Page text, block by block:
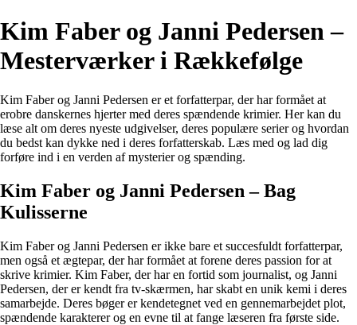
Kim Faber og Janni Pedersen –
Mesterværker i Rækkefølge
Kim Faber og Janni Pedersen er et forfatterpar, der har formået at
erobre danskernes hjerter med deres spændende krimier. Her kan du
læse alt om deres nyeste udgivelser, deres populære serier og hvordan
du bedst kan dykke ned i deres forfatterskab. Læs med og lad dig
forføre ind i en verden af mysterier og spænding.
Kim Faber og Janni Pedersen – Bag
Kulisserne
Kim Faber og Janni Pedersen er ikke bare et succesfuldt forfatterpar,
men også et ægtepar, der har formået at forene deres passion for at
skrive krimier. Kim Faber, der har en fortid som journalist, og Janni
Pedersen, der er kendt fra tv-skærmen, har skabt en unik kemi i deres
samarbejde. Deres bøger er kendetegnet ved en gennemarbejdet plot,
spændende karakterer og en evne til at fange læseren fra første side.